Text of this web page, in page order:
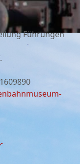
Führungen